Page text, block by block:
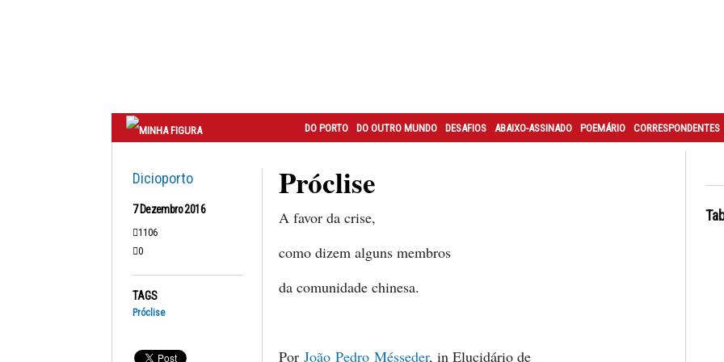
DO PORTO DO OUTRO MUNDO DESAFIOS ABAIXO-ASSINADO POEMÁRIO CORRESPONDENTES
Dicioporto
7 Dezembro 2016
1106
0
TAGS
Próclise
Próclise
A favor da crise,
como dizem alguns membros
da comunidade chinesa.
Por João Pedro Mésseder, in Elucidário de